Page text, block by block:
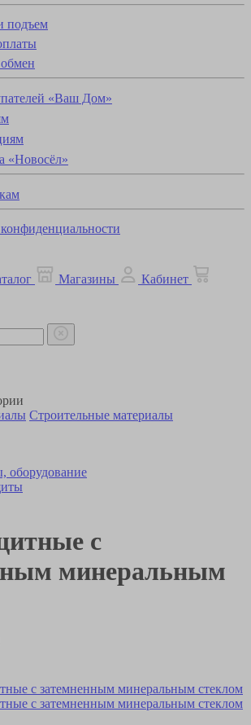
подъем
«Ваш Дом»
«Новосёл»
Магазины
Кабинет
Строительные материалы
оборудование
с
минеральным